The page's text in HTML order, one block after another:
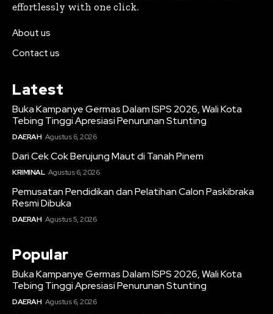
effortlessly with one click.
About us
Contact us
Latest
Buka Kampanye Germas Dalam ISPS 2026, Wali Kota
Tebing Tinggi Apresiasi Penurunan Stunting
DAERAH Agustus 6, 2026
Dari Cek Cok Berujung Maut di Tanah Pinem
KRIMINAL Agustus 6, 2026
Pemusatan Pendidikan dan Pelatihan Calon Paskibraka
Resmi Dibuka
DAERAH Agustus 5, 2026
Popular
Buka Kampanye Germas Dalam ISPS 2026, Wali Kota
Tebing Tinggi Apresiasi Penurunan Stunting
DAERAH Agustus 6, 2026